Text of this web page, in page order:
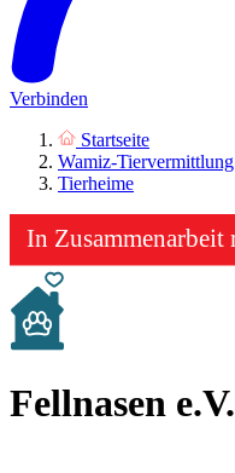
Verbinden
Startseite
Wamiz-Tiervermittlung
Tierheime
Fellnasen e.V.